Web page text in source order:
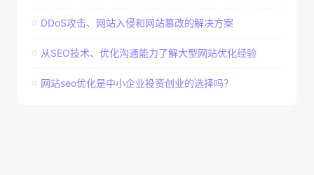
DDoS攻击、网站入侵和网站篡改的解决方案
从SEO技术、优化沟通能力了解大型网站优化经验
网站seo优化是中小企业投资创业的选择吗？